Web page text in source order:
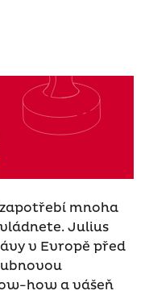
mnoha
Julius
v Evropě před
how a vášeň